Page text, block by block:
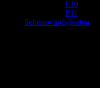
E10
E11
Sehenswürdigkeiten